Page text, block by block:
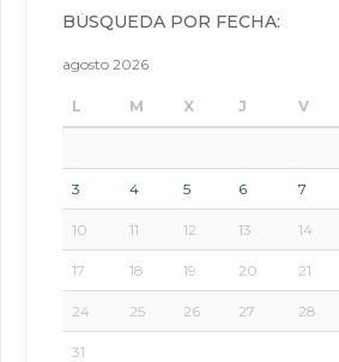
BÚSQUEDA POR FECHA:
agosto 2026
L M X J V
3 4 5 6 7
10 11 12 13 14
17 18 19 20 21
24 25 26 27 28
31